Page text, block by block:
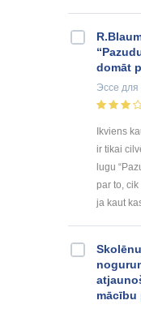
domāt
Эссе
Ikviens
ir tikai
lugu
par to,
ja kaut
Skolēnu
mācību